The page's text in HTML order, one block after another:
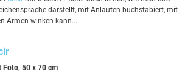
darstellt, mit Anlauten buchstabiert, mit
Armen winken kann...
Foto, 50 x 70 cm